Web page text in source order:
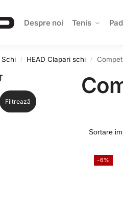
Despre noi Tenis
Schi / HEAD Clapari schi /
-6%
Filtrează